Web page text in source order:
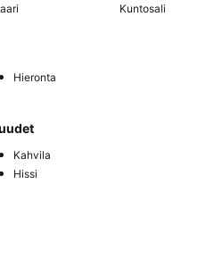
Kuntosali
Hieronta
Kahvila
Hissi